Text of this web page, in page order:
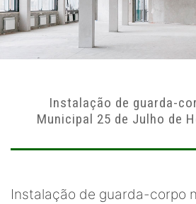
Instalação de guarda-
Municipal 25 de Julho de
Instalação de guarda-corpo